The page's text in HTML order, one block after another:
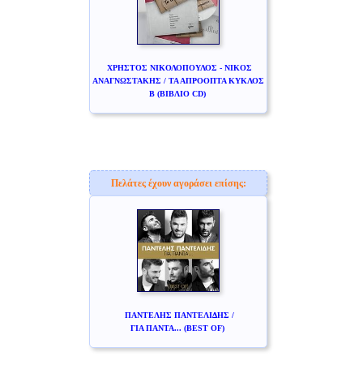
ΧΡΗΣΤΟΣ ΝΙΚΟΛΟΠΟΥΛΟΣ - ΝΙΚΟΣ
ΑΝΑΓΝΩΣΤΑΚΗΣ / ΤΑ ΑΠΡΟΟΠΤΑ ΚΥΚΛΟΣ
Β (ΒΙΒΛΙΟ CD)
Πελάτες έχουν αγοράσει επίσης:
ΠΑΝΤΕΛΗΣ ΠΑΝΤΕΛΙΔΗΣ /
ΓΙΑ ΠΑΝΤΑ... (BEST OF)